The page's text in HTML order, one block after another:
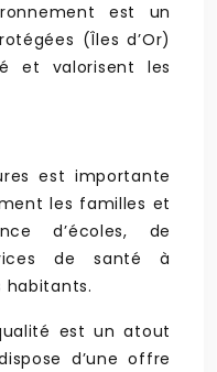
est un
(Îles d’Or)
et valorisent les
est importante
les familles et
d’écoles, de
de santé à
habitants.
est un atout
d’une offre